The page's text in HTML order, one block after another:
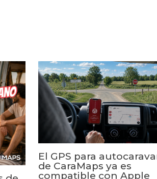
El GPS para
de CaraMaps ya es
compatible con Apple